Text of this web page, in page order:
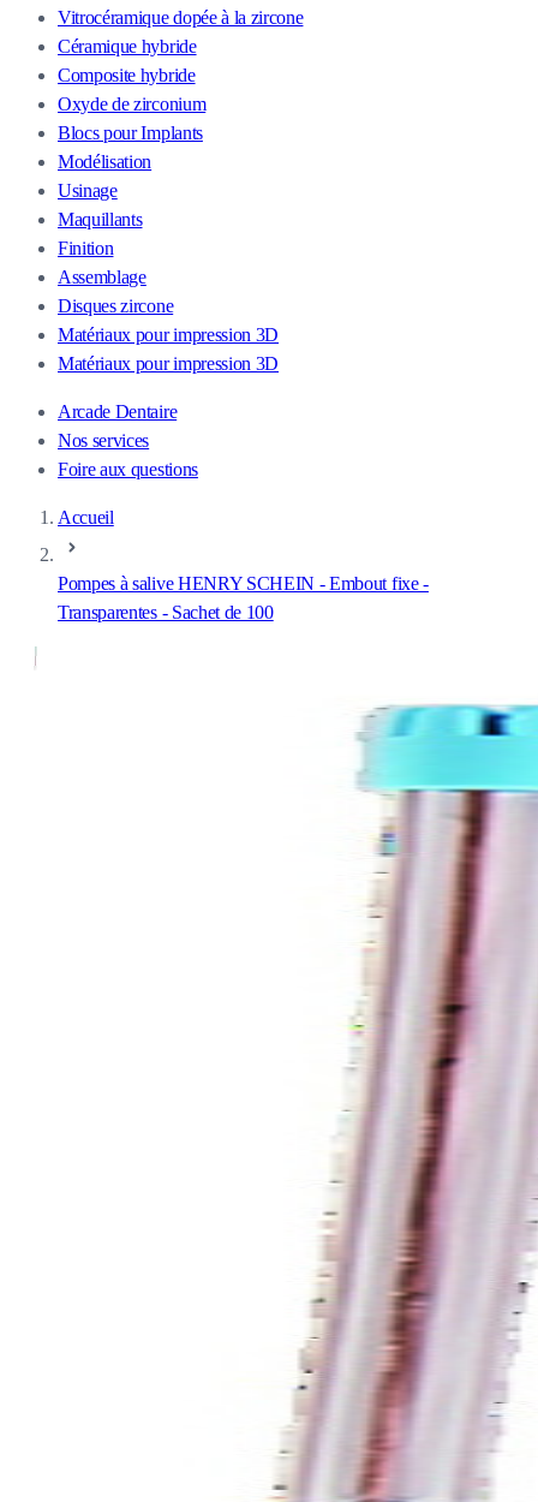
Vitrocéramique dopée à la zircone
Céramique hybride
Composite hybride
Oxyde de zirconium
Blocs pour Implants
Modélisation
Usinage
Maquillants
Finition
Assemblage
Disques zircone
Matériaux pour impression 3D
Matériaux pour impression 3D
Arcade Dentaire
Nos services
Foire aux questions
Accueil
Pompes à salive HENRY SCHEIN - Embout fixe -
Transparentes - Sachet de 100